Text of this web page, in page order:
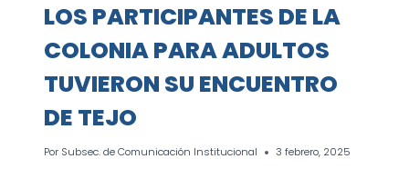
LOS PARTICIPANTES DE LA
COLONIA PARA ADULTOS
TUVIERON SU ENCUENTRO
DE TEJO
Por Subsec. de Comunicación Institucional 3 febrero, 2025